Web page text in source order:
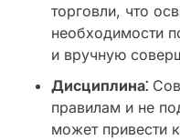
торговли, что
необходимости
и вручную
Дисциплина⁚
правилам и не
может привести